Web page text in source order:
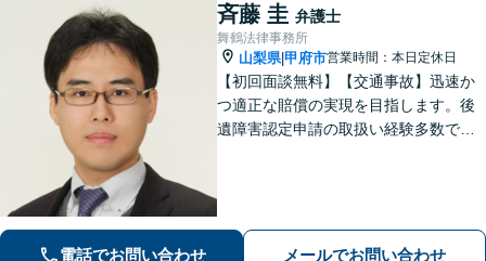
斉藤 圭 弁護士
舞鶴法律事務所
山梨県|甲府市営業時間：本日定休日
【初回面談無料】【交通事故】迅速か
つ適正な賠償の実現を目指します。後
遺障害認定申請の取扱い経験多数で
電話でお問い合わせ メールでお問い合わせ